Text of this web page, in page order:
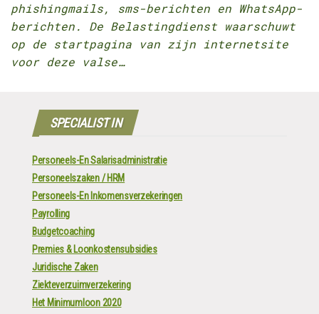
phishingmails, sms-berichten en WhatsApp-
berichten. De Belastingdienst waarschuwt
op de startpagina van zijn internetsite
voor deze valse…
SPECIALIST IN
Personeels-En Salarisadministratie
Personeelszaken / HRM
Personeels-En Inkomensverzekeringen
Payrolling
Budgetcoaching
Premies & Loonkostensubsidies
Juridische Zaken
Ziekteverzuimverzekering
Het Minimumloon 2020